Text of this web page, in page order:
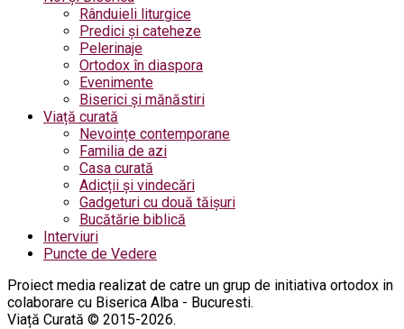
Rânduieli liturgice
Predici și cateheze
Pelerinaje
Ortodox în diaspora
Evenimente
Biserici și mănăstiri
Viață curată
Nevoințe contemporane
Familia de azi
Casa curată
Adicții și vindecări
Gadgeturi cu două tăișuri
Bucătărie biblică
Interviuri
Puncte de Vedere
Proiect media realizat de catre un grup de initiativa ortodox in
colaborare cu Biserica Alba - Bucuresti.
Viață Curată © 2015-2026.